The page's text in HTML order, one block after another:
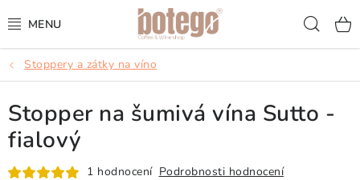
na
KÁVA
FRAPPÉ
VÍNA
Stoppery a zátky na víno
Stopper na šumivá vína Sutto -
fialový
1 hodnocení Podrobnosti hodnocení